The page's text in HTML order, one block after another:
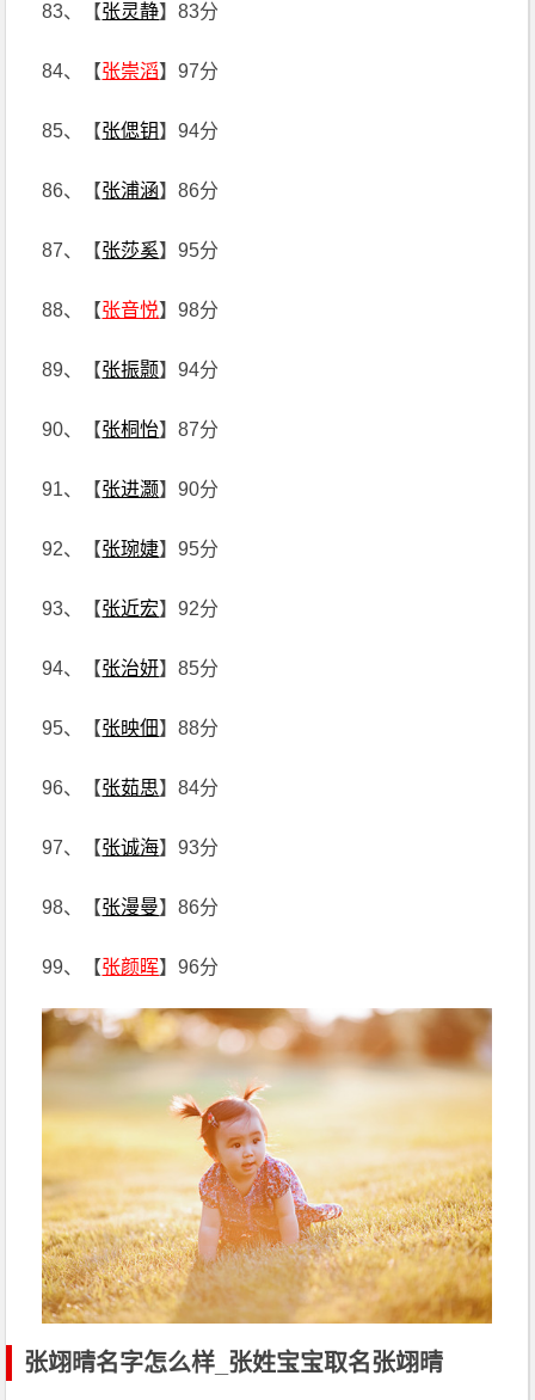
83、【张灵静】83分
84、【张崇滔】97分
85、【张偲钥】94分
86、【张浦涵】86分
87、【张莎奚】95分
88、【张音悦】98分
89、【张振颢】94分
90、【张桐怡】87分
91、【张进灏】90分
92、【张琬婕】95分
93、【张近宏】92分
94、【张治妍】85分
95、【张映佃】88分
96、【张茹思】84分
97、【张诚海】93分
98、【张漫曼】86分
99、【张颜晖】96分
张翊晴名字怎么样_张姓宝宝取名张翊晴